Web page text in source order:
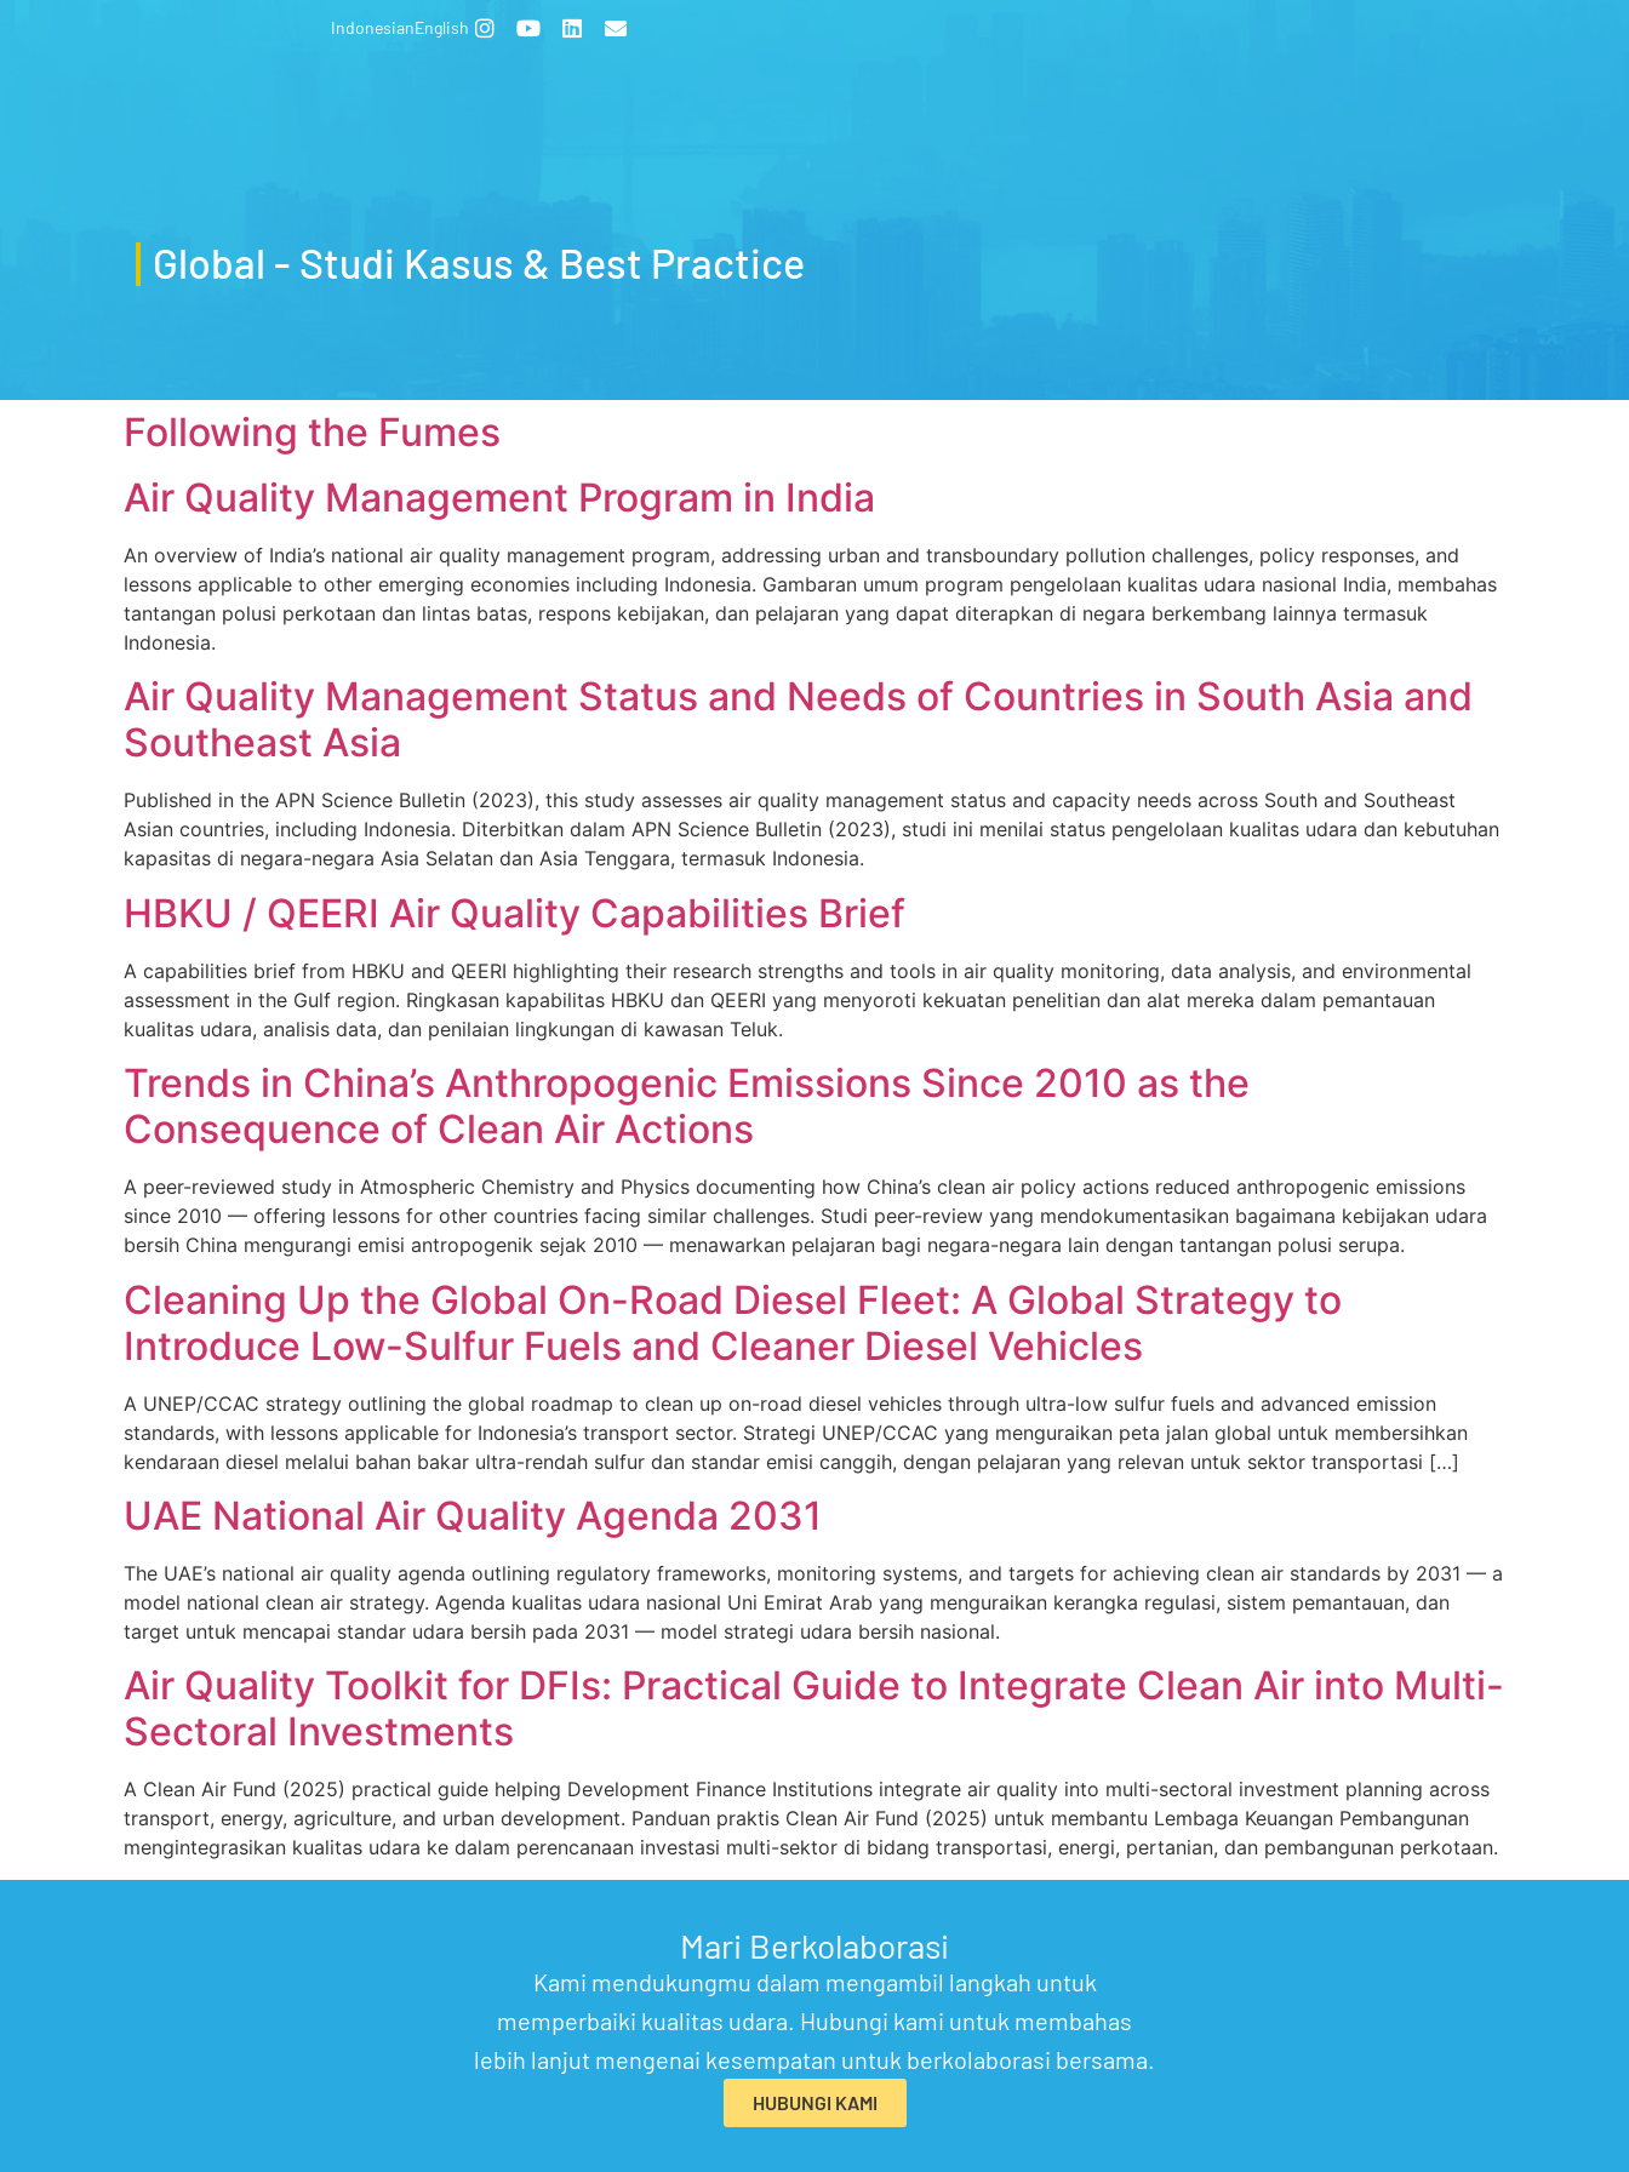
IndonesianEnglish
Global - Studi Kasus & Best Practice
Following the Fumes
Air Quality Management Program in India
An overview of India’s national air quality management program, addressing urban and transboundary pollution challenges, policy responses, and
lessons applicable to other emerging economies including Indonesia. Gambaran umum program pengelolaan kualitas udara nasional India, membahas
tantangan polusi perkotaan dan lintas batas, respons kebijakan, dan pelajaran yang dapat diterapkan di negara berkembang lainnya termasuk
Indonesia.
Air Quality Management Status and Needs of Countries in South Asia and
Southeast Asia
Published in the APN Science Bulletin (2023), this study assesses air quality management status and capacity needs across South and Southeast
Asian countries, including Indonesia. Diterbitkan dalam APN Science Bulletin (2023), studi ini menilai status pengelolaan kualitas udara dan kebutuhan
kapasitas di negara-negara Asia Selatan dan Asia Tenggara, termasuk Indonesia.
HBKU / QEERI Air Quality Capabilities Brief
A capabilities brief from HBKU and QEERI highlighting their research strengths and tools in air quality monitoring, data analysis, and environmental
assessment in the Gulf region. Ringkasan kapabilitas HBKU dan QEERI yang menyoroti kekuatan penelitian dan alat mereka dalam pemantauan
kualitas udara, analisis data, dan penilaian lingkungan di kawasan Teluk.
Trends in China’s Anthropogenic Emissions Since 2010 as the
Consequence of Clean Air Actions
A peer-reviewed study in Atmospheric Chemistry and Physics documenting how China’s clean air policy actions reduced anthropogenic emissions
since 2010 — offering lessons for other countries facing similar challenges. Studi peer-review yang mendokumentasikan bagaimana kebijakan udara
bersih China mengurangi emisi antropogenik sejak 2010 — menawarkan pelajaran bagi negara-negara lain dengan tantangan polusi serupa.
Cleaning Up the Global On-Road Diesel Fleet: A Global Strategy to
Introduce Low-Sulfur Fuels and Cleaner Diesel Vehicles
A UNEP/CCAC strategy outlining the global roadmap to clean up on-road diesel vehicles through ultra-low sulfur fuels and advanced emission
standards, with lessons applicable for Indonesia’s transport sector. Strategi UNEP/CCAC yang menguraikan peta jalan global untuk membersihkan
kendaraan diesel melalui bahan bakar ultra-rendah sulfur dan standar emisi canggih, dengan pelajaran yang relevan untuk sektor transportasi […]
UAE National Air Quality Agenda 2031
The UAE’s national air quality agenda outlining regulatory frameworks, monitoring systems, and targets for achieving clean air standards by 2031 — a
model national clean air strategy. Agenda kualitas udara nasional Uni Emirat Arab yang menguraikan kerangka regulasi, sistem pemantauan, dan
target untuk mencapai standar udara bersih pada 2031 — model strategi udara bersih nasional.
Air Quality Toolkit for DFIs: Practical Guide to Integrate Clean Air into Multi-
Sectoral Investments
A Clean Air Fund (2025) practical guide helping Development Finance Institutions integrate air quality into multi-sectoral investment planning across
transport, energy, agriculture, and urban development. Panduan praktis Clean Air Fund (2025) untuk membantu Lembaga Keuangan Pembangunan
mengintegrasikan kualitas udara ke dalam perencanaan investasi multi-sektor di bidang transportasi, energi, pertanian, dan pembangunan perkotaan.
Mari Berkolaborasi
Kami mendukungmu dalam mengambil langkah untuk
memperbaiki kualitas udara. Hubungi kami untuk membahas
lebih lanjut mengenai kesempatan untuk berkolaborasi bersama.
HUBUNGI KAMI